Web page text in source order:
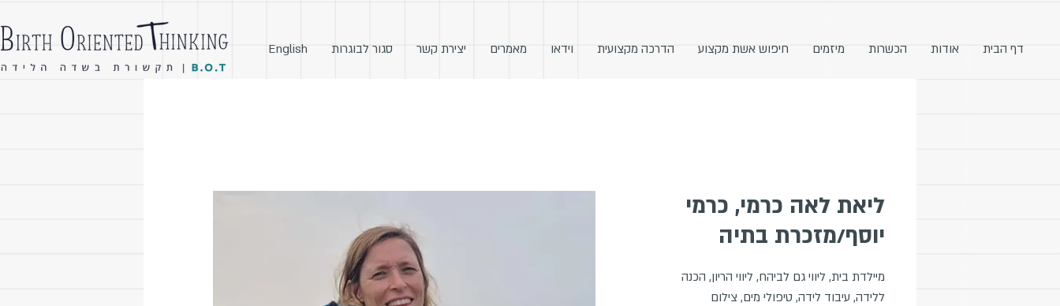
דף הבית אודות הכשרות מיזמים חיפוש אשת מקצוע הדרכה מקצועית וידאו מאמרים יצירת קשר סגור לבוגרות English
ליאת לאה כרמי, כרמי
יוסף/מזכרת בתיה
מיילדת בית, ליווי גם לביהח, ליווי הריון, הכנה
ללידה, עיבוד לידה, טיפולי מים, צילום